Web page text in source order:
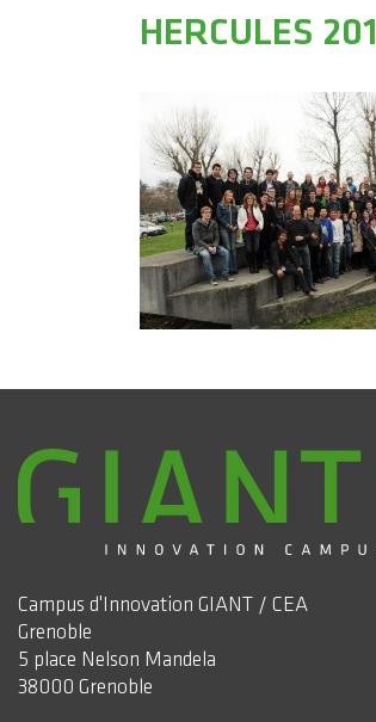
HERCULES
Campus d'Innovation GIANT / CEA
Grenoble
5 place Nelson Mandela
38000 Grenoble